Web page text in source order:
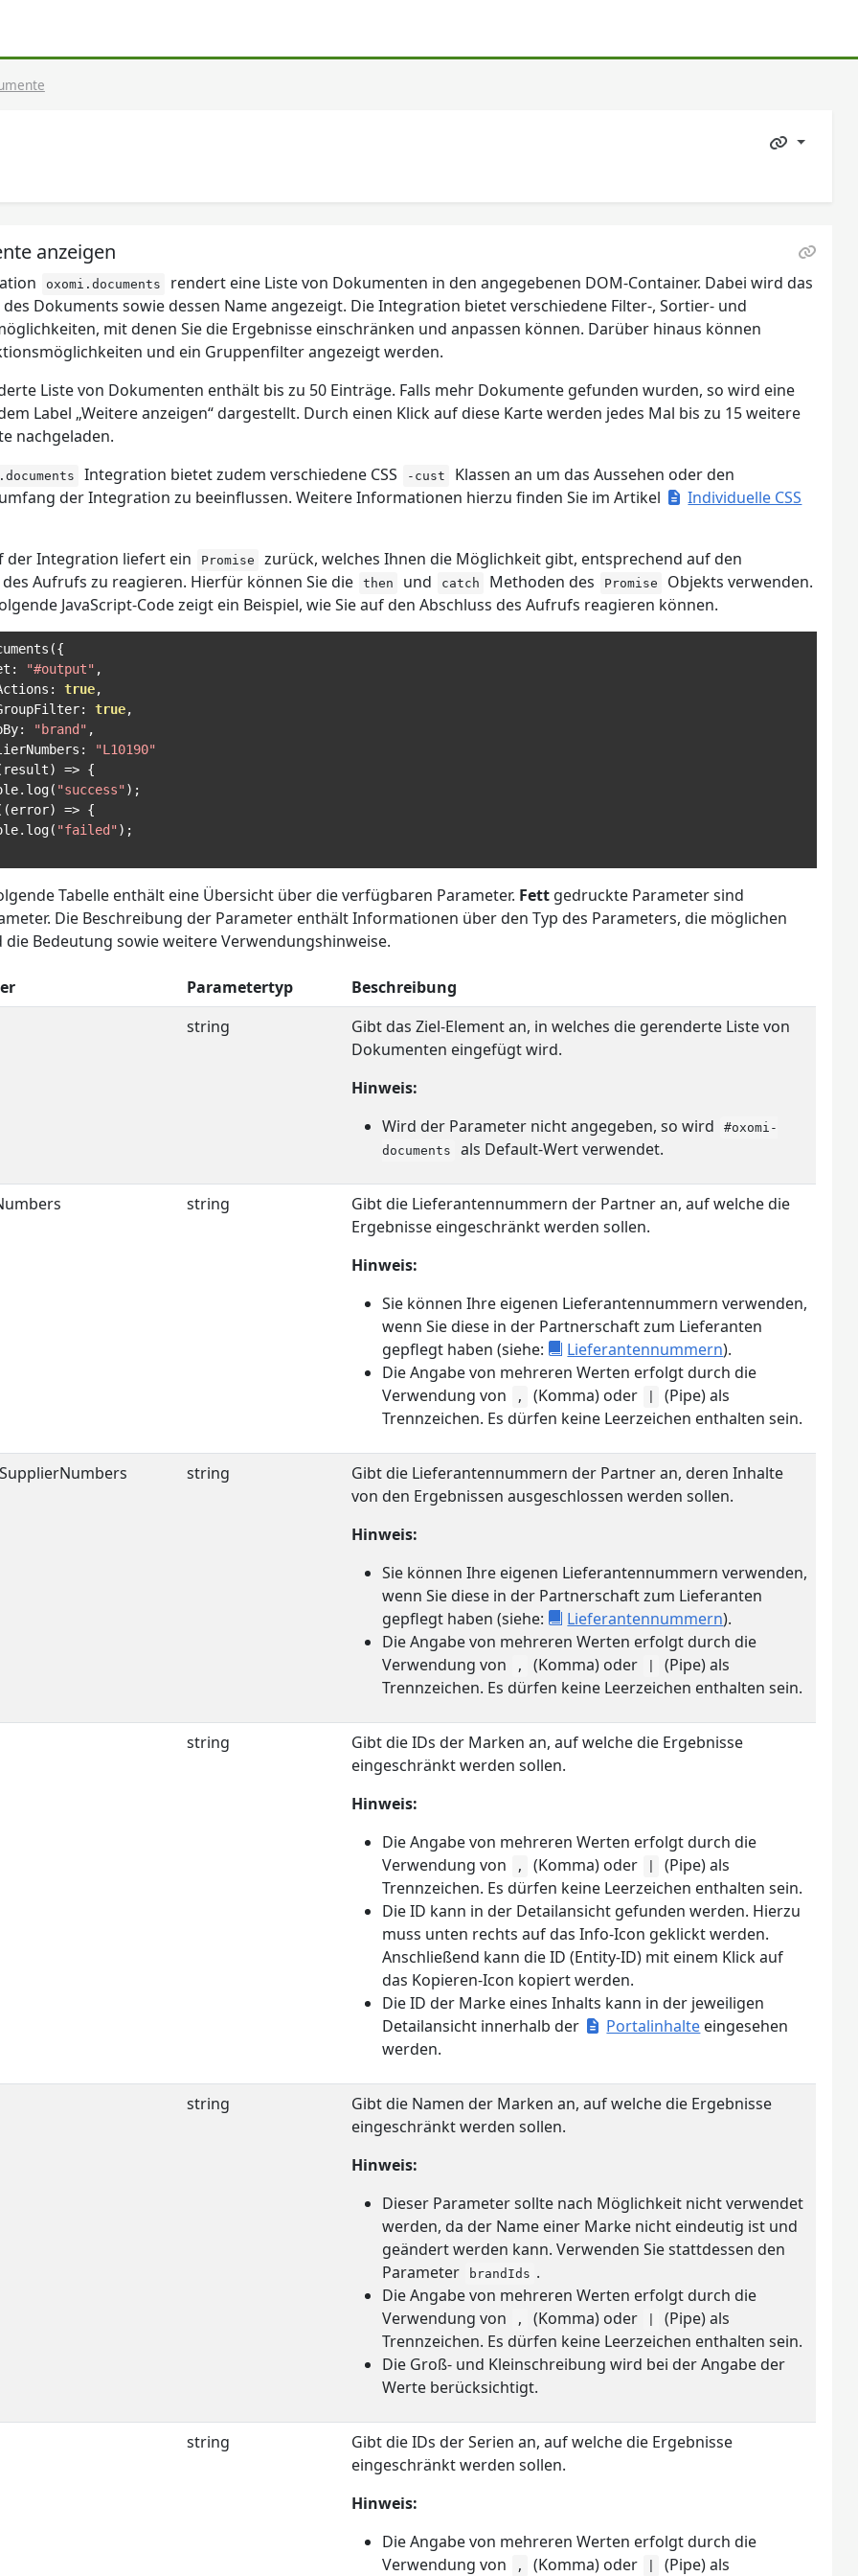
anzeigen
oxomi.documents
rendert eine Liste von Dokumenten in den angegebenen DOM-Container. Dabei wird das
des Dokuments sowie dessen Name angezeigt. Die Integration bietet verschiedene Filter-, Sortier- und
mit denen Sie die Ergebnisse einschränken und anpassen können. Darüber hinaus können
und ein Gruppenfilter angezeigt werden.
Liste von Dokumenten enthält bis zu 50 Einträge. Falls mehr Dokumente gefunden wurden, so wird eine
Label „Weitere anzeigen“ dargestellt. Durch einen Klick auf diese Karte werden jedes Mal bis zu 15 weitere
nachgeladen.
Integration bietet zudem verschiedene CSS -cust
Klassen an um das Aussehen oder den
der Integration zu beeinflussen. Weitere Informationen hierzu finden Sie im Artikel
Individuelle CSS
der Integration liefert ein
Promise
zurück, welches Ihnen die Möglichkeit gibt, entsprechend auf den
des Aufrufs zu reagieren. Hierfür können Sie die
then und catch Methoden des Promise
Objekts verwenden.
JavaScript-Code zeigt ein Beispiel, wie Sie auf den Abschluss des Aufrufs reagieren können.
({
: "#output" ,
: true,
: true,
: "brand" ,
:
"L10190"
result) => {
. log( "success");
error) => {
. log( "failed");
Tabelle enthält eine Übersicht über die verfügbaren Parameter. Fett gedruckte Parameter sind
Die Beschreibung der Parameter enthält Informationen über den Typ des Parameters, die möglichen
die Bedeutung sowie weitere Verwendungshinweise.
Parametertyp
Beschreibung
string
Gibt das Ziel-Element an, in welches die gerenderte Liste von
Dokumenten eingefügt wird.
Hinweis:
Wird der Parameter nicht angegeben, so wird
#oxomi-
documents
als Default-Wert verwendet.
string
Gibt die Lieferantennummern der Partner an, auf welche die
Ergebnisse eingeschränkt werden sollen.
Hinweis:
Sie können Ihre eigenen Lieferantennummern verwenden,
wenn Sie diese in der Partnerschaft zum Lieferanten
gepflegt haben (siehe:
Lieferantennummern).
Die Angabe von mehreren Werten erfolgt durch die
Verwendung von
, (Komma) oder
(Pipe) als
Trennzeichen. Es dürfen keine Leerzeichen enthalten sein.
string
Gibt die Lieferantennummern der Partner an, deren Inhalte
von den Ergebnissen ausgeschlossen werden sollen.
Hinweis:
Sie können Ihre eigenen Lieferantennummern verwenden,
wenn Sie diese in der Partnerschaft zum Lieferanten
gepflegt haben (siehe:
Lieferantennummern).
Die Angabe von mehreren Werten erfolgt durch die
Verwendung von
, (Komma) oder
(Pipe) als
Trennzeichen. Es dürfen keine Leerzeichen enthalten sein.
string
Gibt die IDs der Marken an, auf welche die Ergebnisse
eingeschränkt werden sollen.
Hinweis:
Die Angabe von mehreren Werten erfolgt durch die
Verwendung von
, (Komma) oder
(Pipe) als
Trennzeichen. Es dürfen keine Leerzeichen enthalten sein.
Die ID kann in der Detailansicht gefunden werden. Hierzu
muss unten rechts auf das Info-Icon geklickt werden.
Anschließend kann die ID (Entity-ID) mit einem Klick auf
das Kopieren-Icon kopiert werden.
Die ID der Marke eines Inhalts kann in der jeweiligen
Detailansicht innerhalb der
Portalinhalte eingesehen
werden.
string
Gibt die Namen der Marken an, auf welche die Ergebnisse
eingeschränkt werden sollen.
Hinweis:
Dieser Parameter sollte nach Möglichkeit nicht verwendet
werden, da der Name einer Marke nicht eindeutig ist und
geändert werden kann. Verwenden Sie stattdessen den
Parameter
brandIds .
Die Angabe von mehreren Werten erfolgt durch die
Verwendung von
, (Komma) oder
(Pipe) als
Trennzeichen. Es dürfen keine Leerzeichen enthalten sein.
Die Groß- und Kleinschreibung wird bei der Angabe der
Werte berücksichtigt.
string
Gibt die IDs der Serien an, auf welche die Ergebnisse
eingeschränkt werden sollen.
Hinweis:
Die Angabe von mehreren Werten erfolgt durch die
Verwendung von
, (Komma) oder (Pipe) als